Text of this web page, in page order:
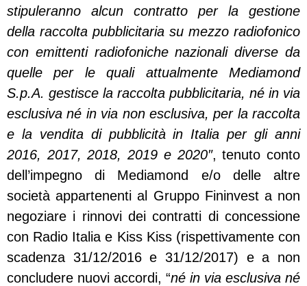
stipuleranno alcun contratto per la gestione
della raccolta pubblicitaria su mezzo radiofonico
con emittenti radiofoniche nazionali diverse da
quelle per le quali attualmente Mediamond
S.p.A. gestisce la raccolta pubblicitaria, né in via
esclusiva né in via non esclusiva, per la raccolta
e la vendita di pubblicità in Italia per gli anni
2016, 2017, 2018, 2019 e 2020″, tenuto conto
dell’impegno di Mediamond e/o delle altre
società appartenenti al Gruppo Fininvest a non
negoziare i rinnovi dei contratti di concessione
con Radio Italia e Kiss Kiss (rispettivamente con
scadenza 31/12/2016 e 31/12/2017) e a non
concludere nuovi accordi, “né in via esclusiva né